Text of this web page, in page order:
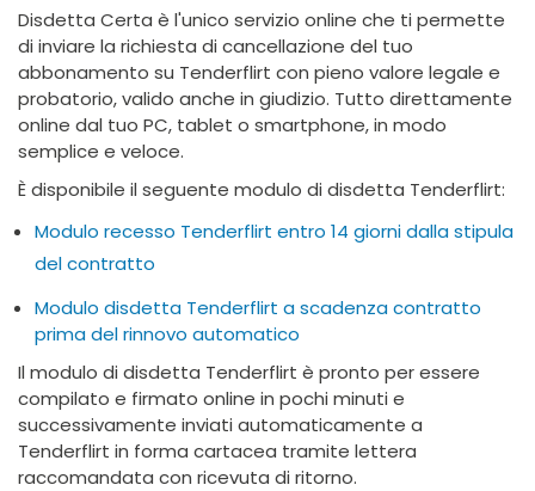
Disdetta Certa è l'unico servizio online che ti permette
di inviare la richiesta di cancellazione del tuo
abbonamento su Tenderflirt con pieno valore legale e
probatorio, valido anche in giudizio. Tutto direttamente
online dal tuo PC, tablet o smartphone, in modo
semplice e veloce.
È disponibile il seguente modulo di disdetta Tenderflirt:
Modulo recesso Tenderflirt entro 14 giorni dalla stipula
del contratto
Modulo disdetta Tenderflirt a scadenza contratto
prima del rinnovo automatico
Il modulo di disdetta Tenderflirt è pronto per essere
compilato e firmato online in pochi minuti e
successivamente inviati automaticamente a
Tenderflirt in forma cartacea tramite lettera
raccomandata con ricevuta di ritorno.